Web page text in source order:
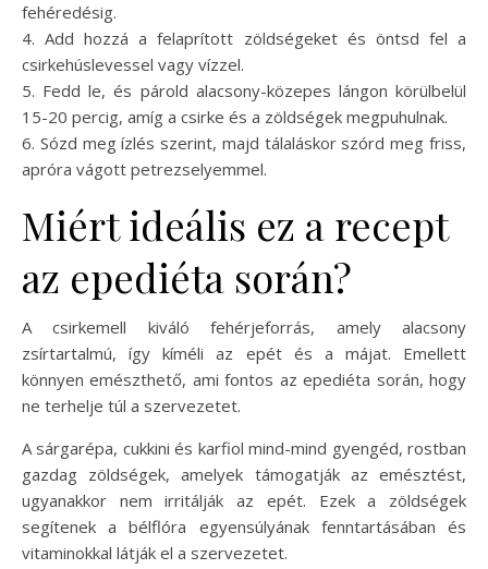
fehéredésig.
4. Add hozzá a felaprított zöldségeket és öntsd fel a
csirkehúslevessel vagy vízzel.
5. Fedd le, és párold alacsony-közepes lángon körülbelül
15-20 percig, amíg a csirke és a zöldségek megpuhulnak.
6. Sózd meg ízlés szerint, majd tálaláskor szórd meg friss,
apróra vágott petrezselyemmel.
Miért ideális ez a recept
az epediéta során?
A csirkemell kiváló fehérjeforrás, amely alacsony
zsírtartalmú, így kíméli az epét és a májat. Emellett
könnyen emészthető, ami fontos az epediéta során, hogy
ne terhelje túl a szervezetet.
A sárgarépa, cukkini és karfiol mind-mind gyengéd, rostban
gazdag zöldségek, amelyek támogatják az emésztést,
ugyanakkor nem irritálják az epét. Ezek a zöldségek
segítenek a bélflóra egyensúlyának fenntartásában és
vitaminokkal látják el a szervezetet.